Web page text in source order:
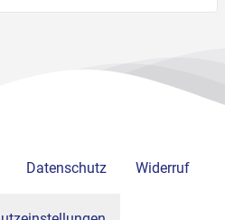
Datenschutz Widerruf